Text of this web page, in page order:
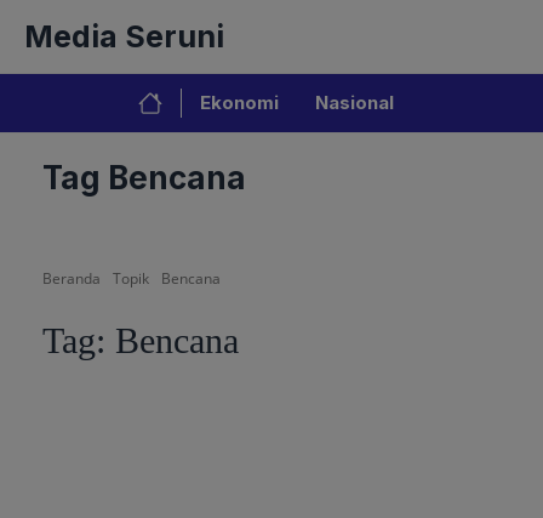
isi
Media Seruni
Ekonomi Nasional
Tag Bencana
Beranda Topik Bencana
Tag: Bencana